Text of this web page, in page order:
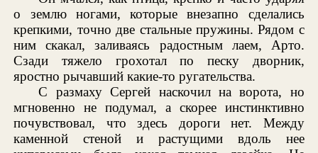
о землю ногами, которые внезапно сделались
крепкими, точно две стальные пружины. Рядом с
ним скакал, заливаясь радостным лаем, Арто.
Сзади тяжело грохотал по песку дворник,
яростно рычавший какие-то ругательства.
С размаху Сергей наскочил на ворота, но
мгновенно не подумал, а скорее инстинктивно
почувствовал, что здесь дороги нет. Между
каменной стеной и растущими вдоль нее